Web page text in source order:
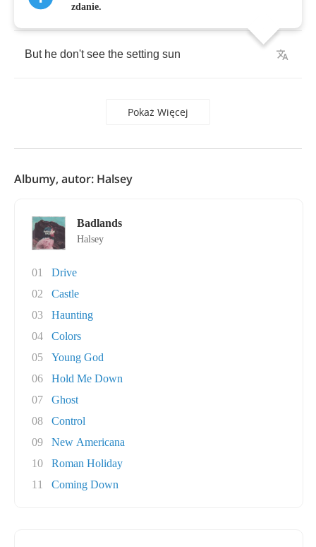
He treats you so
But he don't see the setting sun
Pokaż Więcej
zdanie.
Albumy, autor: Halsey
Badlands
Halsey
01
Drive
02
Castle
03
Haunting
04
Colors
05
Young God
06
Hold Me Down
07
Ghost
08
Control
09
New Americana
10
Roman Holiday
11
Coming Down